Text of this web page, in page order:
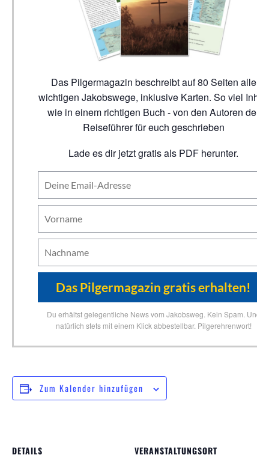
Das Pilgermagazin beschreibt auf 80 Seiten alle
wichtigen Jakobswege, inklusive Karten. So viel Inhalt
wie in einem richtigen Buch - von den Autoren der
Reiseführer für euch geschrieben
Lade es dir jetzt gratis als PDF herunter.
Du erhältst gelegentliche News vom Jakobsweg. Kein Spam. Und
natürlich stets mit einem Klick abbestellbar. Pilgerehrenwort!
Zum Kalender hinzufügen
DETAILS VERANSTALTUNGSORT